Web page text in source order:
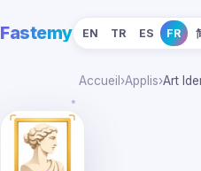
Fastemy EN TR ES FR
Accueil ›Applis›Art